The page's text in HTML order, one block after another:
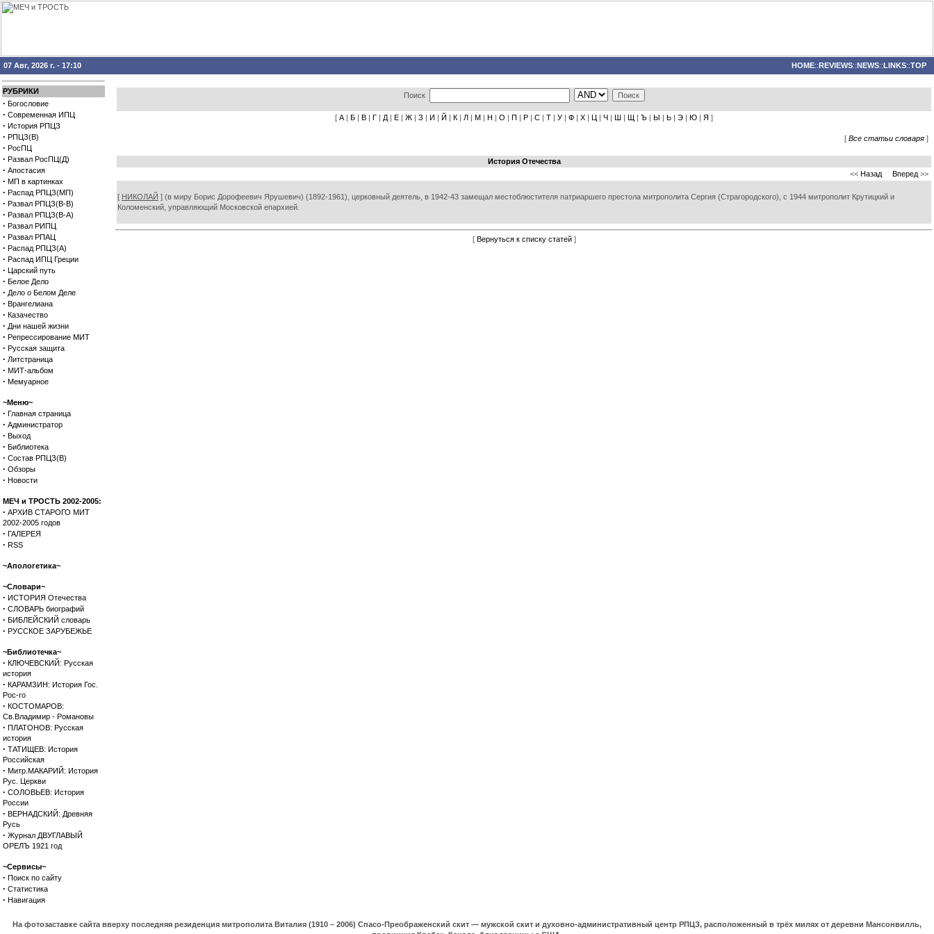
07 Авг, 2026 г. - 17:10 HOME::REVIEWS::NEWS::LINKS::TOP
РУБРИКИ
· Богословие
· Современная ИПЦ
· История РПЦЗ
· РПЦЗ(В)
· РосПЦ
· Развал РосПЦ(Д)
· Апостасия
· МП в картинках
· Распад РПЦЗ(МП)
· Развал РПЦЗ(В-В)
· Развал РПЦЗ(В-А)
· Развал РИПЦ
· Развал РПАЦ
· Распад РПЦЗ(А)
· Распад ИПЦ Греции
· Царский путь
· Белое Дело
· Дело о Белом Деле
· Врангелиана
· Казачество
· Дни нашей жизни
· Репрессирование МИТ
· Русская защита
· Литстраница
· МИТ-альбом
· Мемуарное
~Меню~
· Главная страница
· Администратор
· Выход
· Библиотека
· Состав РПЦЗ(В)
· Обзоры
· Новости
МЕЧ и ТРОСТЬ 2002-2005:
· АРХИВ СТАРОГО МИТ
2002-2005 годов
· ГАЛЕРЕЯ
· RSS
~Апологетика~
~Словари~
· ИСТОРИЯ Отечества
· СЛОВАРЬ биографий
· БИБЛЕЙСКИЙ словарь
· РУССКОЕ ЗАРУБЕЖЬЕ
~Библиотечка~
· КЛЮЧЕВСКИЙ: Русская
история
· КАРАМЗИН: История Гос.
Рос-го
· КОСТОМАРОВ:
Св.Владимир - Романовы
· ПЛАТОНОВ: Русская
история
· ТАТИЩЕВ: История
Российская
· Митр.МАКАРИЙ: История
Рус. Церкви
· СОЛОВЬЕВ: История
России
· ВЕРНАДСКИЙ: Древняя
Русь
· Журнал ДВУГЛАВЫЙ
ОРЕЛЪ 1921 год
~Сервисы~
· Поиск по сайту
· Статистика
· Навигация
Поиск
[ А | Б | В | Г | Д | Е | Ж | З | И | Й | К | Л | М | Н | О | П | Р | С | Т | У | Ф | Х | Ц | Ч | Ш | Щ | Ъ | Ы | Ь | Э | Ю | Я ]
[ Все статьи словаря ]
История Отечества
<< Назад Вперед >>
[ НИКОЛАЙ ] (в миру Борис Дорофеевич Ярушевич) (1892-1961), церковный деятель, в 1942-43 замещал местоблюстителя патриаршего престола митрополита Сергия (Страгородского), с 1944 митрополит Крутицкий и
Коломенский, управляющий Московской епархией.
[ Вернуться к списку статей]
На фотозаставке сайта вверху последняя резиденция митрополита Виталия (1910 – 2006) Спасо-Преображенский скит — мужской скит и духовно-административный центр РПЦЗ, расположенный в трёх милях от деревни Мансонвилль,